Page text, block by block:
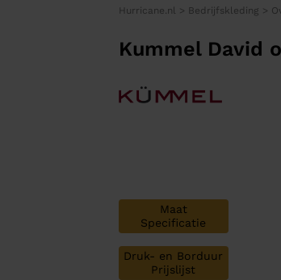
Hurricane.nl > Bedrijfskleding >
Kummel David
Maat
Specificatie
Druk- en Borduur
Prijslijst